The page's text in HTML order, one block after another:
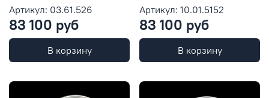
Артикул: 03.61.526
83 100 руб
В корзину
Артикул: 10.01.5152
83 100 руб
В корзину